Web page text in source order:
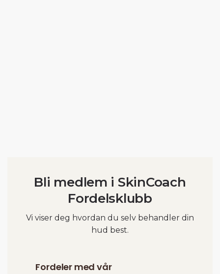
Bli medlem i SkinCoach
Fordelsklubb
Vi viser deg hvordan du selv behandler din
hud best.
Fordeler med vår